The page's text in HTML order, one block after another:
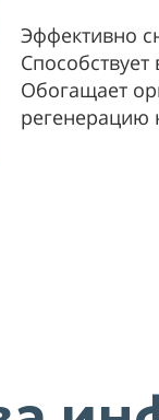
Эффективно
Обогащает
регенерацию